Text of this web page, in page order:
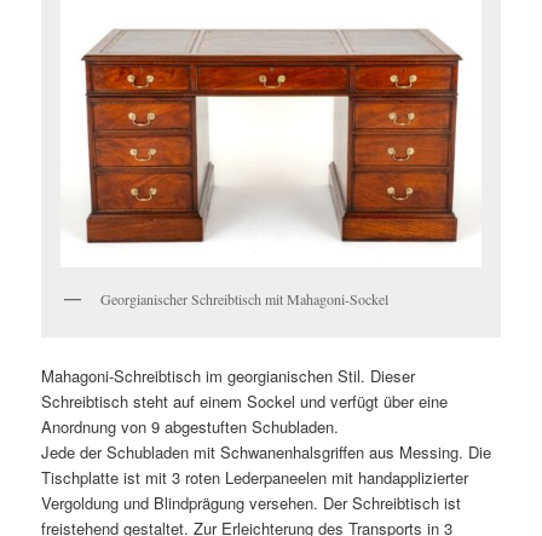
Georgianischer Schreibtisch mit Mahagoni-Sockel
Mahagoni-Schreibtisch im georgianischen Stil. Dieser
Schreibtisch steht auf einem Sockel und verfügt über eine
Anordnung von 9 abgestuften Schubladen.
Jede der Schubladen mit Schwanenhalsgriffen aus Messing. Die
Tischplatte ist mit 3 roten Lederpaneelen mit handapplizierter
Vergoldung und Blindprägung versehen. Der Schreibtisch ist
freistehend gestaltet. Zur Erleichterung des Transports in 3